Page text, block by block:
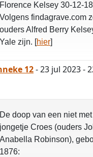
Florence Kelsey 30-12-
Volgens findagrave.com
ouders Alfred Berry
Yale zijn. [hier]
12- 23 jul 2023 -
De doop van een niet
jongetje Croes (ouders
Anabella Robinson),
1876: